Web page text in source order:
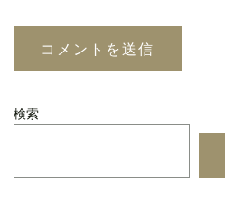
検索